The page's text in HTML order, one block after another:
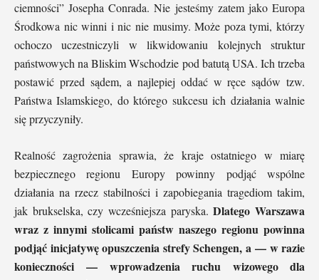
ciemności” Josepha Conrada. Nie jesteśmy zatem jako Europa
Środkowa nic winni i nic nie musimy. Może poza tymi, którzy
ochoczo uczestniczyli w likwidowaniu kolejnych struktur
państwowych na Bliskim Wschodzie pod batutą USA. Ich trzeba
postawić przed sądem, a najlepiej oddać w ręce sądów tzw.
Państwa Islamskiego, do którego sukcesu ich działania walnie
się przyczyniły.
Realność zagrożenia sprawia, że kraje ostatniego w miarę
bezpiecznego regionu Europy powinny podjąć wspólne
działania na rzecz stabilności i zapobiegania tragediom takim,
jak brukselska, czy wcześniejsza paryska.Dlatego Warszawa
wraz z innymi stolicami państw naszego regionu powinna
podjąć inicjatywę opuszczenia strefy Schengen, a — w razie
konieczności — wprowadzenia ruchu wizowego dla